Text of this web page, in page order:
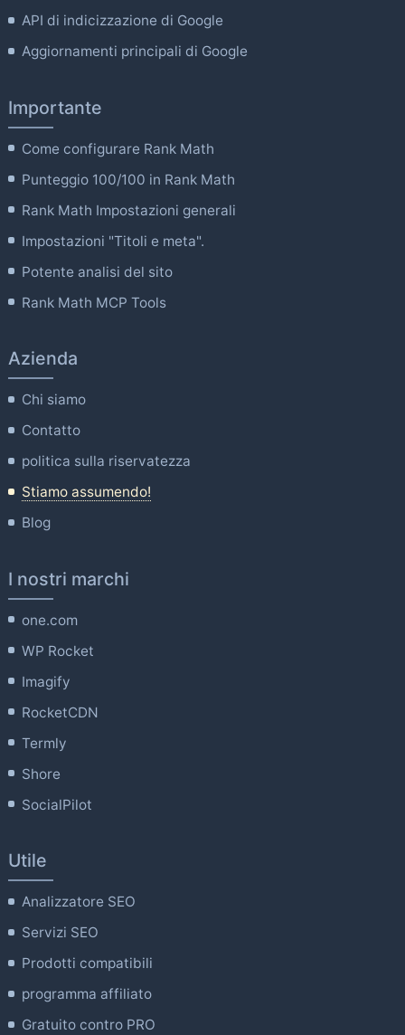
API di indicizzazione di Google
Aggiornamenti principali di Google
Importante
Come configurare Rank Math
Punteggio 100/100 in Rank Math
Rank Math Impostazioni generali
Impostazioni "Titoli e meta".
Potente analisi del sito
Rank Math MCP Tools
Azienda
Chi siamo
Contatto
politica sulla riservatezza
Stiamo assumendo!
Blog
I nostri marchi
one.com
WP Rocket
Imagify
RocketCDN
Termly
Shore
SocialPilot
Utile
Analizzatore SEO
Servizi SEO
Prodotti compatibili
programma affiliato
Gratuito contro PRO